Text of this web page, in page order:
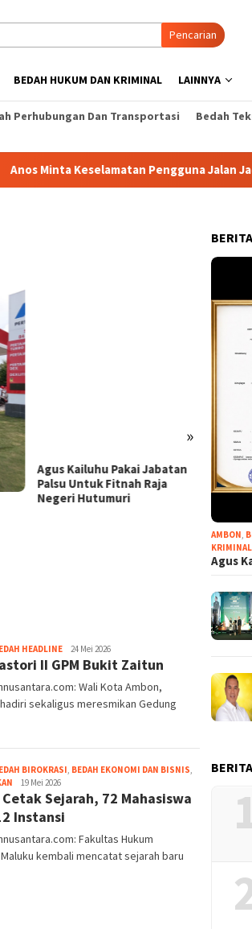
Pencarian
BEDAH HUKUM DAN KRIMINAL LAINNYA
Perhubungan Dan Transportasi
Bedah
Pengguna Jalan Jadi Prioritas
»
Agus Kailuhu Pakai Jabatan
Palsu Untuk Fitnah Raja
Negeri Hutumuri
2026
HEADLINEGrace
Pello
24 Mei 2026
II GPM Bukit Zaitun
Wali Kota Ambon,
sekaligus meresmikan Gedung
BIROKRASI, BEDAH EKONOMI DAN BISNIS,
Grace
Pello
19 Mei 2026
Sejarah, 72 Mahasiswa
Instansi
Fakultas Hukum
kembali mencatat sejarah baru
AMBON
KRIMINAL
Agus